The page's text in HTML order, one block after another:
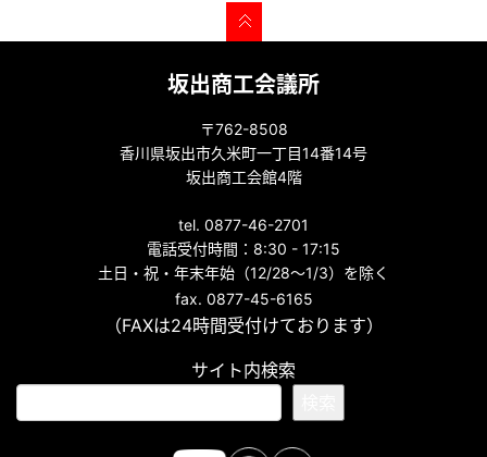
坂出商工会議所
〒762-8508
香川県坂出市久米町一丁目14番14号
坂出商工会館4階
tel. 0877-46-2701
電話受付時間：8:30 - 17:15
土日・祝・年末年始（12/28～1/3）を除く
fax. 0877-45-6165
（FAXは24時間受付けております）
サイト内検索